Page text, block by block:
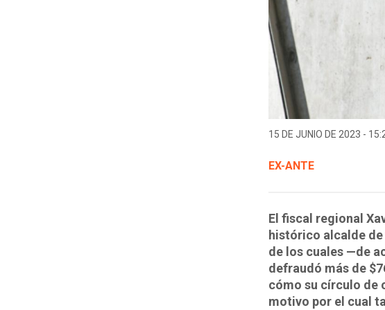
15 DE JUNIO DE 2023 -
EX-ANTE
El fiscal regional
histórico alcalde
de los cuales —de
defraudó más de
cómo su círculo de
motivo por el cual